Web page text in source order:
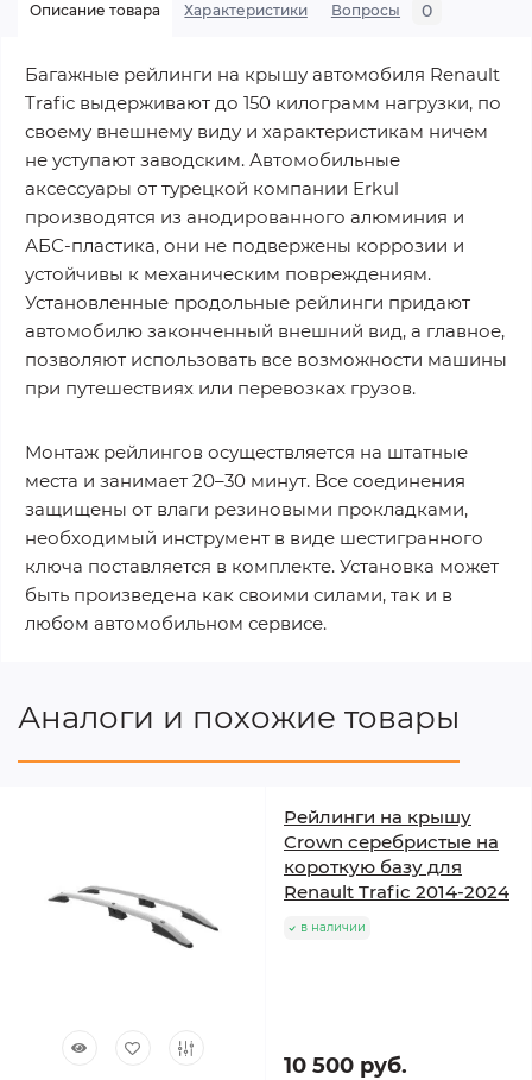
Описание товара Характеристики Вопросы 0
Багажные рейлинги на крышу автомобиля Renault
Trafic выдерживают до 150 килограмм нагрузки, по
своему внешнему виду и характеристикам ничем
не уступают заводским. Автомобильные
аксессуары от турецкой компании Erkul
производятся из анодированного алюминия и
АБС-пластика, они не подвержены коррозии и
устойчивы к механическим повреждениям.
Установленные продольные рейлинги придают
автомобилю законченный внешний вид, а главное,
позволяют использовать все возможности машины
при путешествиях или перевозках грузов.
Монтаж рейлингов осуществляется на штатные
места и занимает 20–30 минут. Все соединения
защищены от влаги резиновыми прокладками,
необходимый инструмент в виде шестигранного
ключа поставляется в комплекте. Установка может
быть произведена как своими силами, так и в
любом автомобильном сервисе.
Аналоги и похожие товары
Рейлинги на крышу
Crown серебристые на
короткую базу для
Renault Trafic 2014-2024
в наличии
10 500 руб.